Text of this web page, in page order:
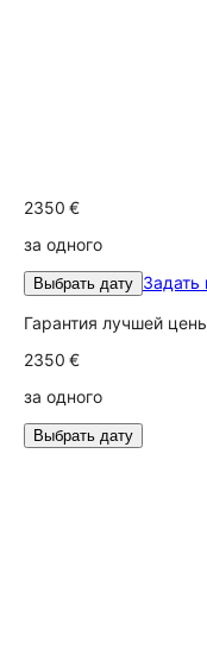
2350 €
за одного
Выбрать дату Задать
Гарантия лучшей
2350 €
за одного
Выбрать дату